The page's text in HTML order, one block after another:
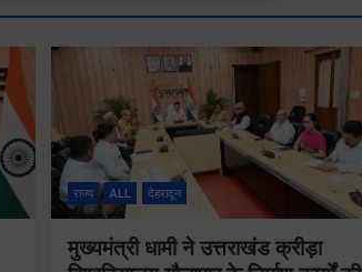
राज्य ALL देहरादून
मुख्यमंत्री धामी ने उत्तराखंड क्रीड़ा